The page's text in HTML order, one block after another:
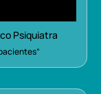
Psiquiatra